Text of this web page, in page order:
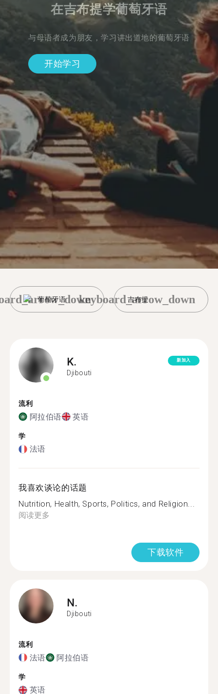
在吉布提学葡萄牙语
与母语者成为朋友，学习讲出道地的葡萄牙语
开始学习
葡萄牙语 吉布提
keyboard_arrow_down
K.
Djibouti
新加入
流利
阿拉伯语 英语
学
法语
我喜欢谈论的话题
Nutrition, Health, Sports, Politics, and Religion...
阅读更多
下载软件
N.
Djibouti
流利
法语 阿拉伯语
学
英语